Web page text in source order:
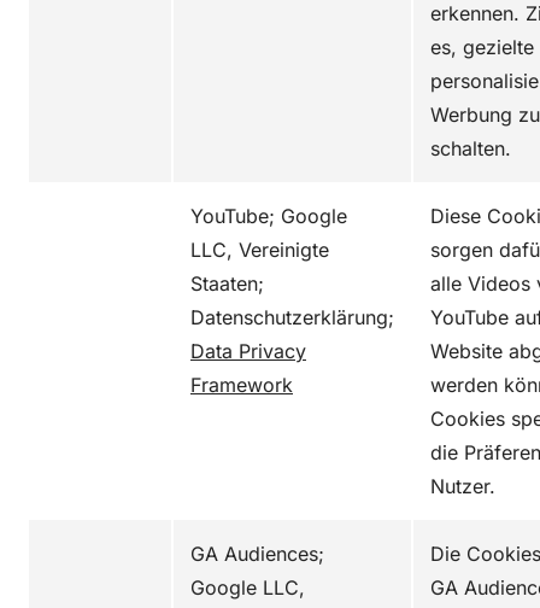
erkennen.
es, gezielte
Werbung zu
schalten.
YouTube; Google
LLC, Vereinigte
Staaten;
Datenschutzerklärung;
Data Privacy
Framework
Diese
sorgen
alle Videos
YouTube
Website
werden
Cookies
die
Nutzer.
GA Audiences;
Google LLC,
Die
GA